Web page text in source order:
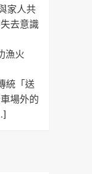
家人共
去意識
漁火
統「送
場外的